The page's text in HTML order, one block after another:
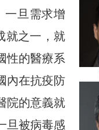
一旦需求增
就之一，就
性的醫療系
內在抗疫防
院的意義就
旦被病毒感